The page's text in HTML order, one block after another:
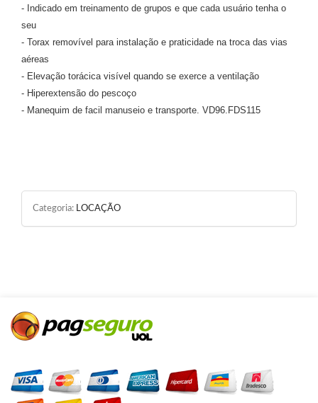
- Indicado em treinamento de grupos e que cada usuário tenha o
seu
- Torax removível para instalação e praticidade na troca das vias
aéreas
- Elevação torácica visível quando se exerce a ventilação
- Hiperextensão do pescoço
- Manequim de facil manuseio e transporte. VD96.FDS115
Categoria: LOCAÇÃO